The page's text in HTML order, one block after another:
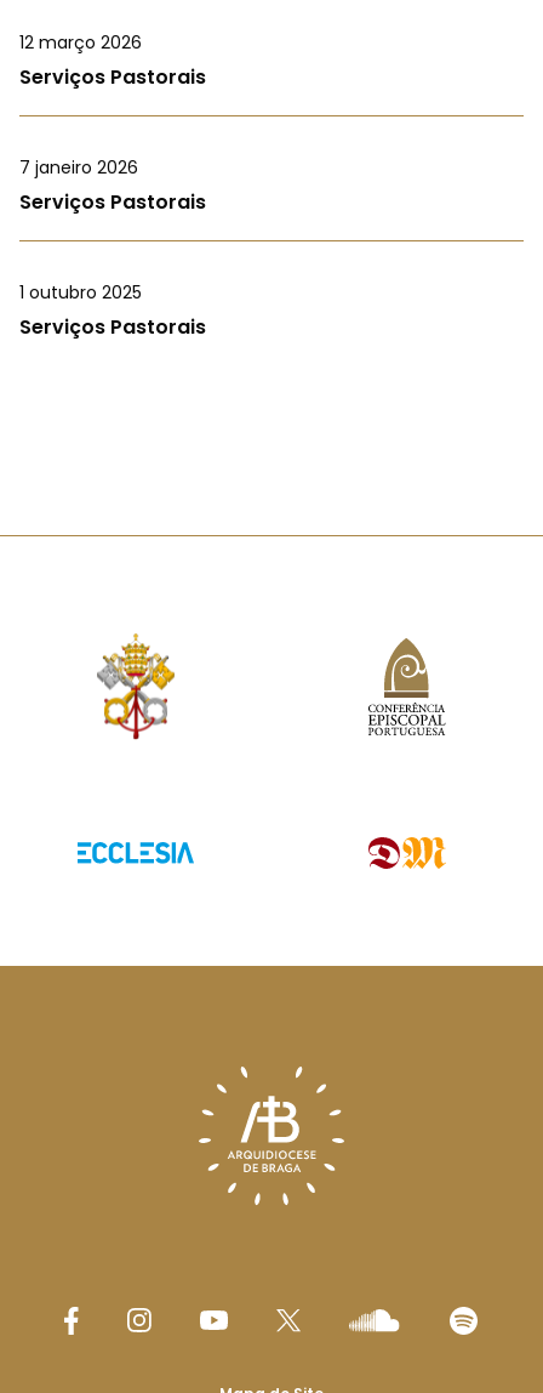
12 março 2026
Serviços Pastorais
7 janeiro 2026
Serviços Pastorais
1 outubro 2025
Serviços Pastorais